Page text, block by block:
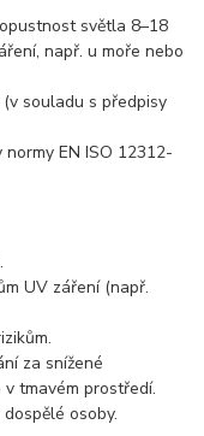
světla 8–18
např. u moře nebo
souladu s předpisy
EN ISO 12312-
UV záření (např.
za snížené
tmavém prostředí.
osoby.